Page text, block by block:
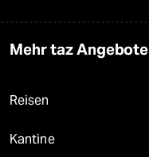
Mehr taz Angebote
Reisen
Kantine